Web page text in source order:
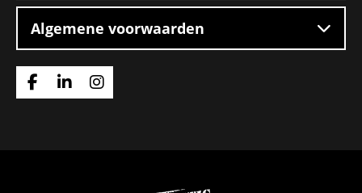
Algemene voorwaarden
Ga
Ga
Ga